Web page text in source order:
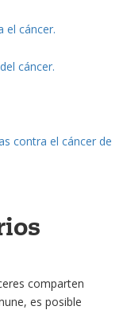
el cáncer.
cáncer.
contra el cáncer de
comparten
es posible